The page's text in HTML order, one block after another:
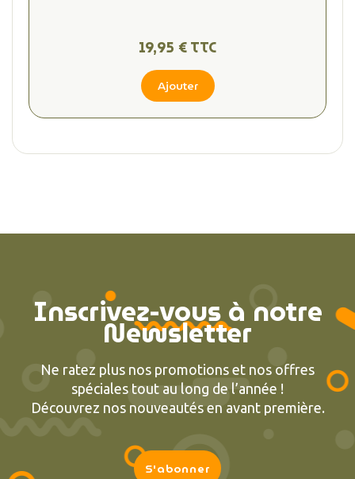
19,95 € TTC
Ajouter
Inscrivez-vous à notre
Newsletter
Ne ratez plus nos promotions et nos offres
spéciales tout au long de l’année !
Découvrez nos nouveautés en avant première.